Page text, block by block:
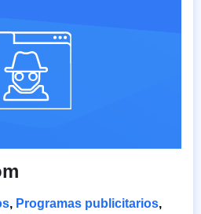
, Programas publicitarios,